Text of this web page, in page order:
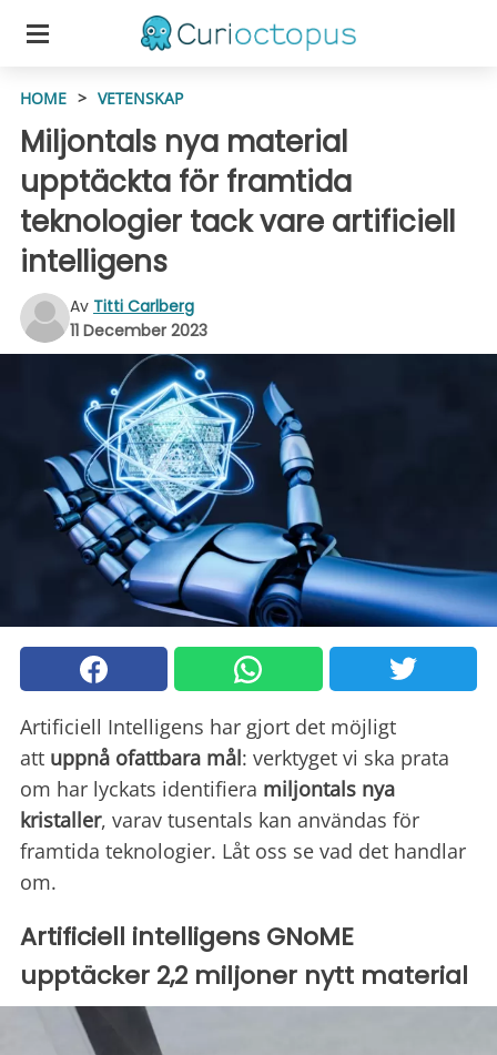
HOME > VETENSKAP
Miljontals nya material
upptäckta för framtida
teknologier tack vare artificiell
intelligens
Av Titti Carlberg
11 December 2023
Artificiell Intelligens har gjort det möjligt
att uppnå ofattbara mål: verktyget vi ska prata
om har lyckats identifiera miljontals nya
kristaller, varav tusentals kan användas för
framtida teknologier. Låt oss se vad det handlar
om.
Artificiell intelligens GNoME
upptäcker 2,2 miljoner nytt material